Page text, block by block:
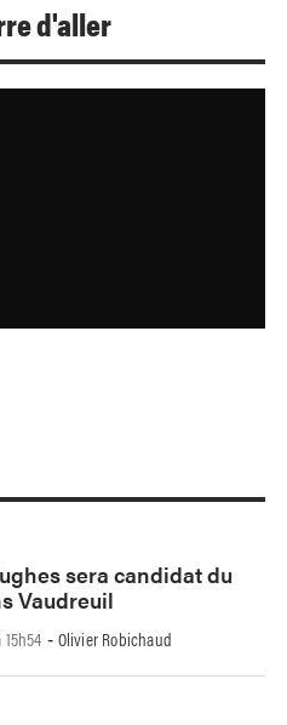
d'aller
sera candidat du
Vaudreuil
- Olivier Robichaud